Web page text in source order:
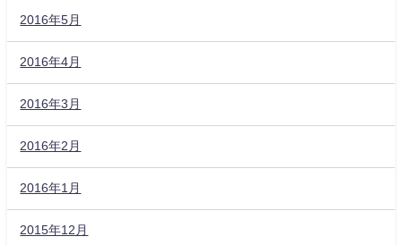
2016年5月
2016年4月
2016年3月
2016年2月
2016年1月
2015年12月